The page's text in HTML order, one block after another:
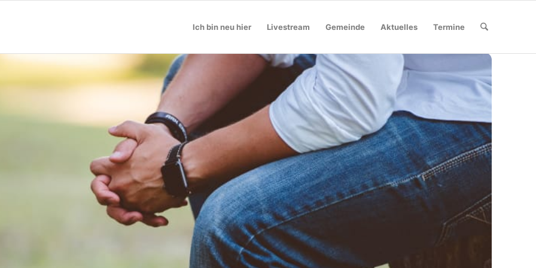
Ich bin neu hier Livestream Gemeinde Aktuelles Termine